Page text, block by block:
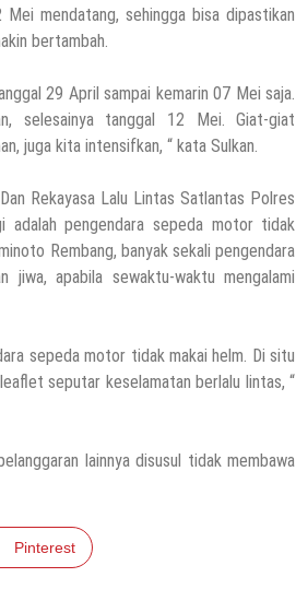
mendatang, sehingga bisa dipastikan
bertambah.
29 April sampai kemarin 07 Mei saja.
selesainya tanggal 12 Mei. Giat-giat
juga kita intensifkan, “ kata Sulkan.
Rekayasa Lalu Lintas Satlantas Polres
adalah pengendara sepeda motor tidak
Rembang, banyak sekali pengendara
apabila sewaktu-waktu mengalami
sepeda motor tidak makai helm. Di situ
seputar keselamatan berlalu lintas, “
lainnya disusul tidak membawa
Pinterest